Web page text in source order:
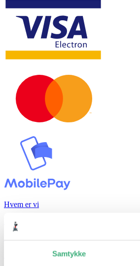
Samtykke
Hvem er vi
Kontakt
Handelsbetingelser